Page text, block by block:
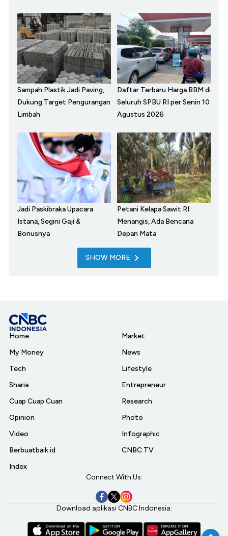
Sampah Plastik Jadi Paving,
Dukung Target Pengurangan
Limbah
Daftar Terbaru Harga BBM di
Seluruh SPBU RI per Senin 10
Agustus 2026
Jadi Paskibraka Upacara
Istana, Segini Gaji &
Bonusnya
Petani Kelapa Sawit RI
Menangis, Ada Bencana
Depan Mata
SHOW MORE
Home
My Money
Tech
Sharia
Cuap Cuap Cuan
Opinion
Video
Berbuatbaik.id
Index
Market
News
Lifestyle
Entrepreneur
Research
Photo
Infographic
CNBC TV
Connect With Us:
Download aplikasi CNBC Indonesia: